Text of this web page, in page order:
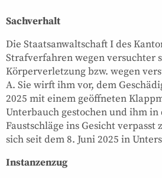
Sachverhalt
Die Staatsanwaltschaft I des
Strafverfahren wegen versuchter
Körperverletzung bzw. wegen
A. Sie wirft ihm vor, dem
2025 mit einem geöffneten
Unterbauch gestochen und ihm in
Faustschläge ins Gesicht verpasst
sich seit dem 8. Juni 2025 in
Instanzenzug